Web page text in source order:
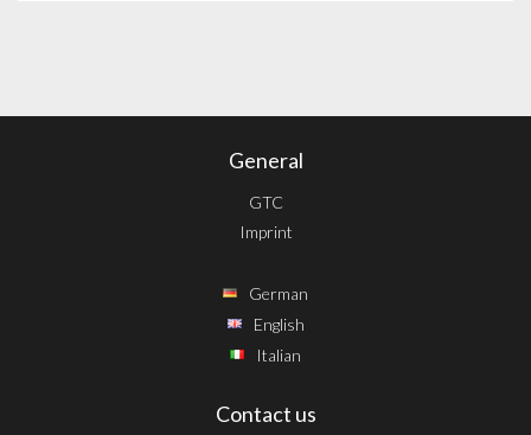
General
GTC
Imprint
German
English
Italian
Contact us